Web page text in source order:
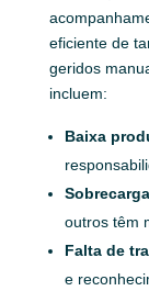
eficiente de
geridos
incluem:
Baixa
outros têm
Falta de
e